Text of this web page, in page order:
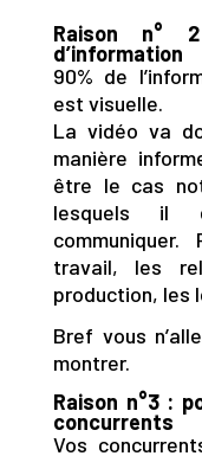
Raison n°
d’information
90% de
est visuelle.
La vidéo va
manière
être le cas
lesquels il
travail, les
production, les
Bref vous
montrer.
Raison n°3 :
concurrents
Vos